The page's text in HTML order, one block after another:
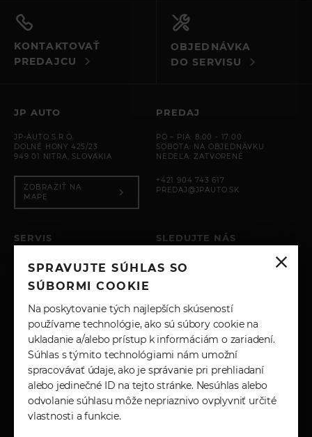
SPRAVUJTE SÚHLAS SO
SÚBORMI COOKIE
Na poskytovanie tých najlepších skúseností
používame technológie, ako sú súbory cookie na
ukladanie a/alebo prístup k informáciám o zariadení.
Súhlas s týmito technológiami nám umožní
spracovávať údaje, ako je správanie pri prehliadaní
alebo jedinečné ID na tejto stránke. Nesúhlas alebo
odvolanie súhlasu môže nepriaznivo ovplyvniť určité
vlastnosti a funkcie.
KONTAKTOVAŤ
PREDAJCU
OBJEDNÁVKA
DO SERVISU
JP AUTO
JP-AUTO S.R.O.
DOLNÉ HONY 425/23
949 01 NITRA, SLOVAKIA
ZOBRAZIŤ NA
MAPE
PREDAJ
PO – PIA: 8:00 - 17:00
SOBOTA: NA OBJEDNÁVKU
NEDEĽA: ZATVORENÉ
+421 904 743 617
PREDAJ@JPAUTO.SK
SERVIS
PO – PIA: 8:00 - 17:00
SOBOTA: ZATVORENÉ
NEDEĽA: ZATVORENÉ
+421 904 743 617
SERVIS@JPAUTO.SK
SLEDUJTE NÁS
FACEBOOK
LINKEDIN
YOUTUBE